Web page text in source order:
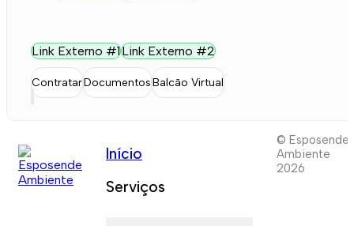
Link Externo #1Link Externo #2
ContratarDocumentosBalcão Virtual
Início
Serviços
© Esposende
Ambiente
2026